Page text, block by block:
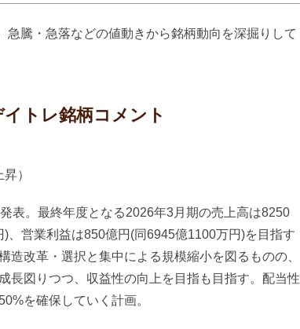
急騰・急落などの値動きから銘柄動向を深掘りして
トレ銘柄コメント
）
表。最終年度となる2026年3月期の売上高は8250
、営業利益は850億円(同6945億1100万円)を目指す
造改革・選択と集中による規模縮小を図るものの、
長図りつつ、収益性の向上を目指も目指す。配当性
を確保していく計画。